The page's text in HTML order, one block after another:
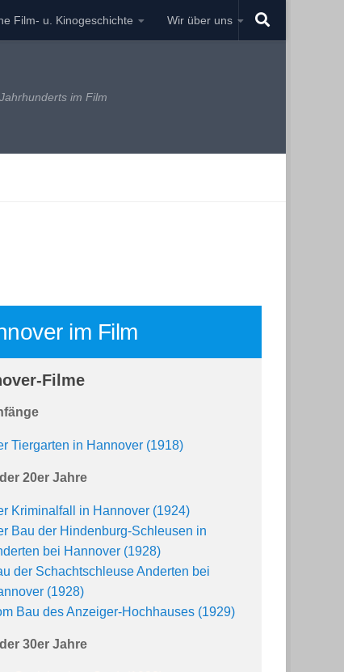
Film- u. Kinogeschichte Wir über uns
im Film
im Film
Filme
Tiergarten in Hannover (1918)
20er Jahre
Kriminalfall in Hannover (1924)
Bau der Hindenburg-Schleusen in
bei Hannover (1928)
der Schachtschleuse Anderten bei
(1928)
Bau des Anzeiger-Hochhauses (1929)
30er Jahre